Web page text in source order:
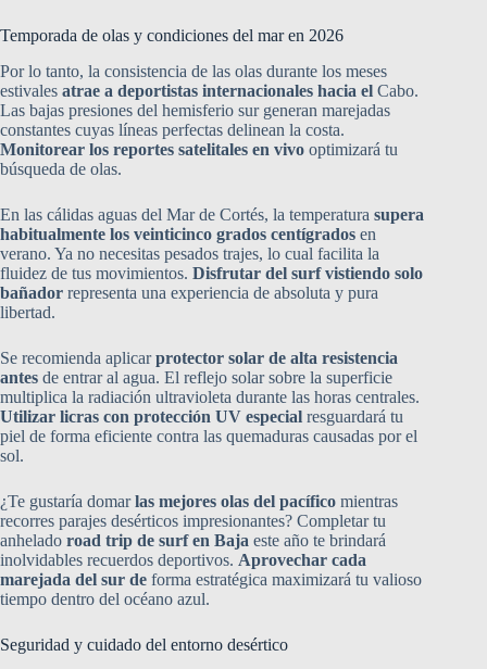
Temporada de olas y condiciones del mar en 2026
Por lo tanto, la consistencia de las olas durante los meses
estivales atrae a deportistas internacionales hacia el Cabo.
Las bajas presiones del hemisferio sur generan marejadas
constantes cuyas líneas perfectas delinean la costa.
Monitorear los reportes satelitales en vivo optimizará tu
búsqueda de olas.
En las cálidas aguas del Mar de Cortés, la temperatura supera
habitualmente los veinticinco grados centígrados en
verano. Ya no necesitas pesados trajes, lo cual facilita la
fluidez de tus movimientos. Disfrutar del surf vistiendo solo
bañador representa una experiencia de absoluta y pura
libertad.
Se recomienda aplicarprotector solar de alta resistencia
antes de entrar al agua. El reflejo solar sobre la superficie
multiplica la radiación ultravioleta durante las horas centrales.
Utilizar licras con protección UV especial resguardará tu
piel de forma eficiente contra las quemaduras causadas por el
sol.
¿Te gustaría domarlas mejores olas del pacífico mientras
recorres parajes desérticos impresionantes? Completar tu
anhelado road trip de surf en Baja este año te brindará
inolvidables recuerdos deportivos. Aprovechar cada
marejada del sur de forma estratégica maximizará tu valioso
tiempo dentro del océano azul.
Seguridad y cuidado del entorno desértico